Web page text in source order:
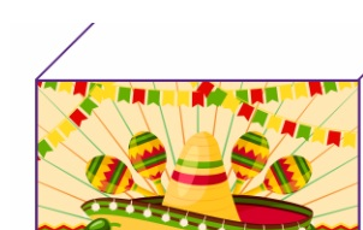
Материнське вигорання: як
собі допомогти